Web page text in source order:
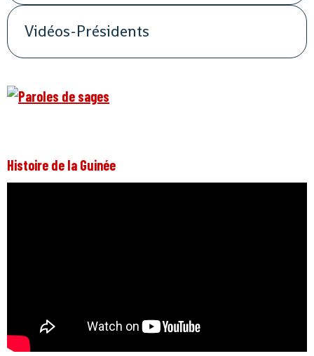
Vidéos-Présidents
Histoire de la Guinée